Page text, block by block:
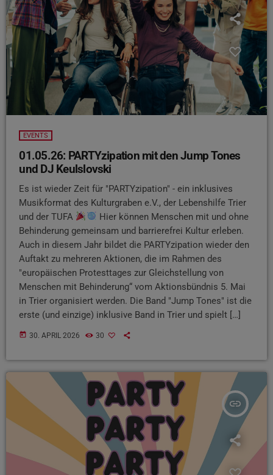
EVENTS
01.05.26: PARTYzipation mit den Jump Tones
und DJ Keulslovski
Es ist wieder Zeit für "PARTYzipation" - ein inklusives
Musikformat des Kulturgraben e.V., der Lebenshilfe Trier
und der TUFA
Hier können Menschen mit und ohne
Behinderung gemeinsam und barrierefrei Kultur erleben.
Auch in diesem Jahr bildet die PARTYzipation wieder den
Auftakt zu mehreren Aktionen, die im Rahmen des
"europäischen Protesttages zur Gleichstellung von
Menschen mit Behinderung“ vom Aktionsbündnis 5. Mai
in Trier organisiert werden. Die Band "Jump Tones" ist die
erste (und einzige) inklusive Band in Trier und spielt […]
today 30. APRIL 2026 30
insert_link